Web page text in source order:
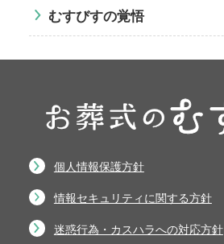
むすびすの覚悟
個人情報保護方針
情報セキュリティに関する方針
迷惑行為・カスハラへの対応方針